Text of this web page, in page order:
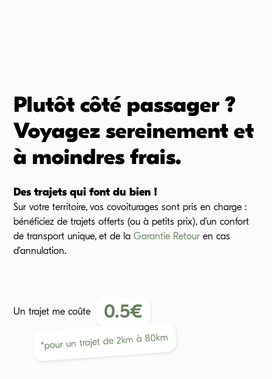
Plutôt côté passager ?
Voyagez sereinement et
à moindres frais.
Des trajets qui font du bien !
Sur votre territoire, vos covoiturages sont pris en charge :
bénéficiez de trajets offerts (ou à petits prix), d’un confort
de transport unique, et de laGarantie Retour en cas
d’annulation.
Un trajet me coûte 0.5€
*pour un trajet de2kmà80km